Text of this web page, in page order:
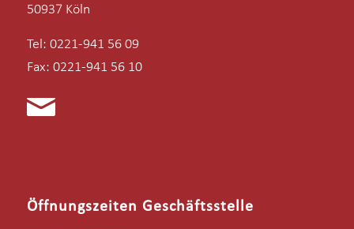
50937 Köln
Tel: 0221-941 56 09
Fax: 0221-941 56 10
Öffnungszeiten Geschäftsstelle